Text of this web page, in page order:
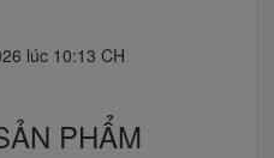
lúc 10:13 CH
PHẨM